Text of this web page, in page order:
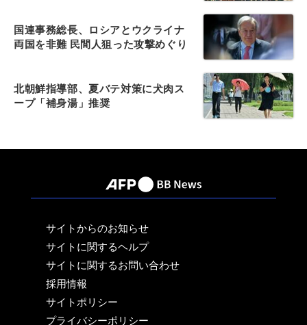
国連事務総長、ロシアとウクライナ
両国を非難 民間人狙った攻撃めぐり
北朝鮮指導部、夏バテ対策に犬肉ス
ープ「補身湯」推奨
サイトからのお知らせ
サイトに関するヘルプ
サイトに関するお問い合わせ
採用情報
サイトポリシー
プライバシーポリシー